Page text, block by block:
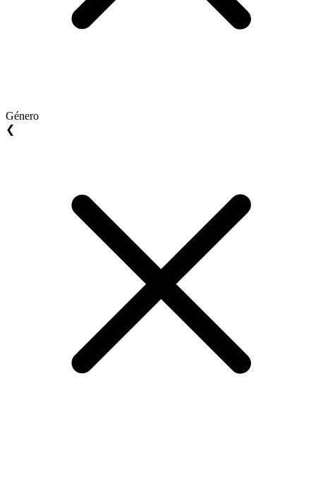
Género
❮